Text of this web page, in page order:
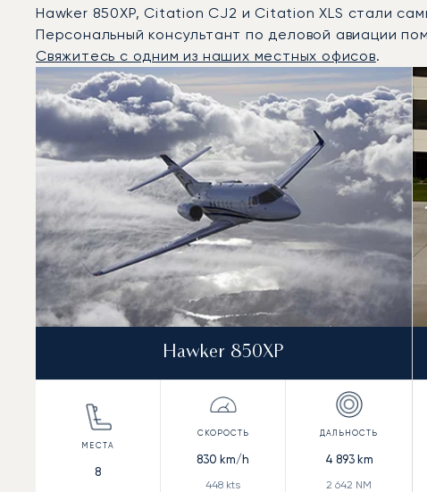
Hawker 850XP, Citation CJ2 и Citation XLS стали
Персональный консультант по деловой авиации
Свяжитесь с одним из наших местных офисов.
Килларни : 3 наиболее востребованные модели
Фото воздушного суднаМодель воздушного судна
Скорость (км/ч)
Скорость (узлы)
Дальность (NM)
Hawker 850XP
8
830 km/h
448 kts
4 893km
2 642 NM